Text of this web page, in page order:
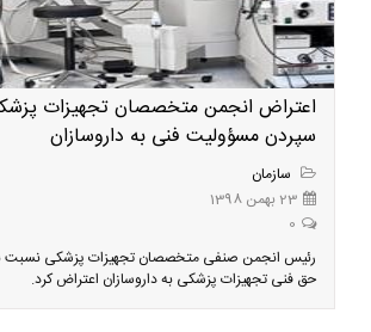
اعتراض انجمن متخصصان تجهیزات
سپردن مسؤولیت فنی به داروسازان
سازمان
23 بهمن 1398
0
رئیس انجمن صنفی متخصصان تجهیزات پزشکی نسبت
حق فنی تجهیزات پزشکی به داروسازان اعتراض کرد.